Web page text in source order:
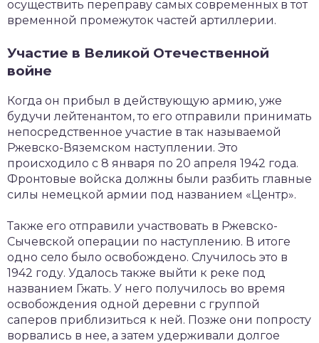
осуществить переправу самых современных в тот
временной промежуток частей артиллерии.
Участие в Великой Отечественной
войне
Когда он прибыл в действующую армию, уже
будучи лейтенантом, то его отправили принимать
непосредственное участие в так называемой
Ржевско-Вяземском наступлении. Это
происходило с 8 января по 20 апреля 1942 года.
Фронтовые войска должны были разбить главные
силы немецкой армии под названием «Центр».
Также его отправили участвовать в Ржевско-
Сычевской операции по наступлению. В итоге
одно село было освобождено. Случилось это в
1942 году. Удалось также выйти к реке под
названием Гжать. У него получилось во время
освобождения одной деревни с группой
саперов приблизиться к ней. Позже они попросту
ворвались в нее, а затем удерживали долгое